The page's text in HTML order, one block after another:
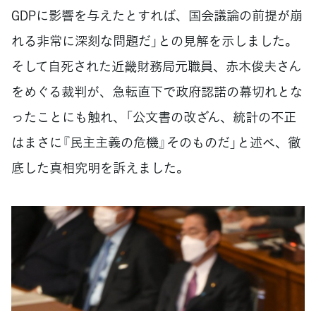
GDPに影響を与えたとすれば、国会議論の前提が崩
れる非常に深刻な問題だ」との見解を示しました。
そして自死された近畿財務局元職員、赤木俊夫さん
をめぐる裁判が、急転直下で政府認諾の幕切れとな
ったことにも触れ、「公文書の改ざん、統計の不正
はまさに『民主主義の危機』そのものだ」と述べ、徹
底した真相究明を訴えました。